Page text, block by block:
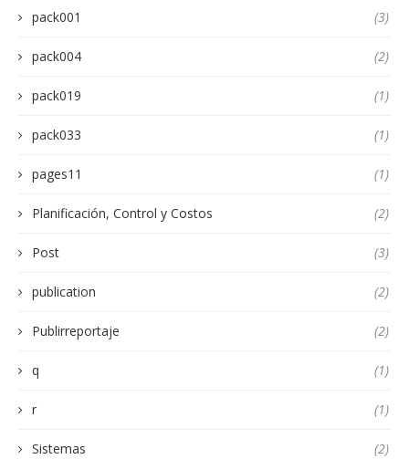
pack001 (3)
pack004 (2)
pack019 (1)
pack033 (1)
pages11 (1)
Planificación, Control y Costos (2)
Post (3)
publication (2)
Publirreportaje (2)
q (1)
r (1)
Sistemas (2)